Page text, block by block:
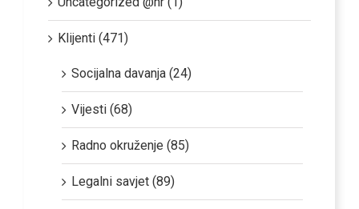
Klijenti (471)
Socijalna davanja (24)
Vijesti (68)
Radno okruženje (85)
Legalni savjet (89)